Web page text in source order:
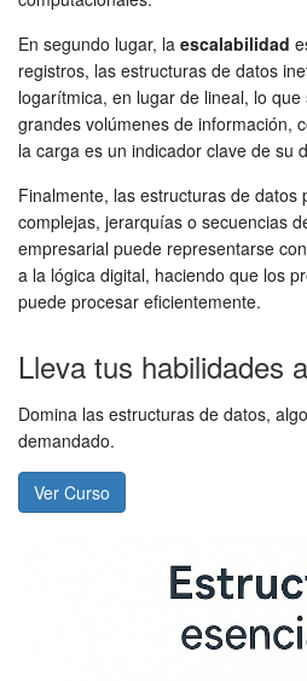
En segundo lugar, la escalabilidad
registros, las estructuras de datos
logarítmica, en lugar de lineal, lo
grandes volúmenes de información,
la carga es un indicador clave de su
Finalmente, las estructuras de datos
complejas, jerarquías o secuencias
empresarial puede representarse
a la lógica digital, haciendo que los
puede procesar eficientemente.
Lleva tus habilidades
Domina las estructuras de datos,
demandado.
Ver Curso